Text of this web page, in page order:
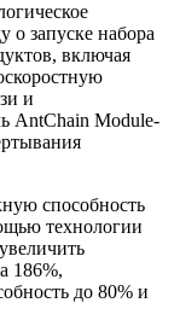
о запуске набора
включая
и
AntChain Module-
способность
технологии
186%,
до 80% и